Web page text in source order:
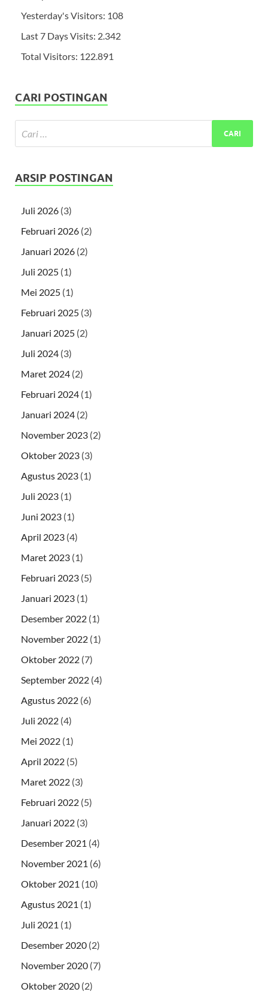
Yesterday's Visitors: 108
Last 7 Days Visits: 2.342
Total Visitors: 122.891
CARI POSTINGAN
ARSIP POSTINGAN
Juli 2026 (3)
Februari 2026 (2)
Januari 2026 (2)
Juli 2025 (1)
Mei 2025 (1)
Februari 2025 (3)
Januari 2025 (2)
Juli 2024 (3)
Maret 2024 (2)
Februari 2024 (1)
Januari 2024 (2)
November 2023 (2)
Oktober 2023 (3)
Agustus 2023 (1)
Juli 2023 (1)
Juni 2023 (1)
April 2023 (4)
Maret 2023 (1)
Februari 2023 (5)
Januari 2023 (1)
Desember 2022 (1)
November 2022 (1)
Oktober 2022 (7)
September 2022 (4)
Agustus 2022 (6)
Juli 2022 (4)
Mei 2022 (1)
April 2022 (5)
Maret 2022 (3)
Februari 2022 (5)
Januari 2022 (3)
Desember 2021 (4)
November 2021 (6)
Oktober 2021 (10)
Agustus 2021 (1)
Juli 2021 (1)
Desember 2020 (2)
November 2020 (7)
Oktober 2020 (2)